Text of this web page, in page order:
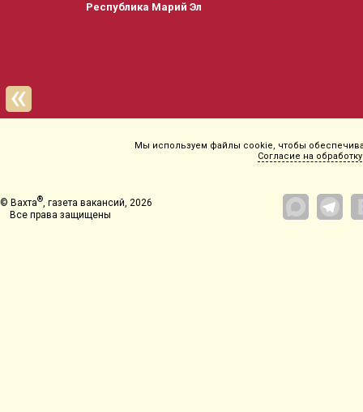
Мы используем файлы cookie, чтобы
Согласие на обработку
© Вахта® , газета вакансий, 2026
Все права защищены